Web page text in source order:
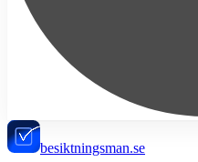
besiktningsman.se